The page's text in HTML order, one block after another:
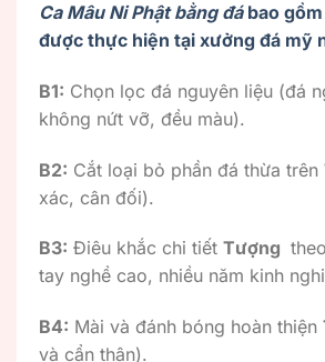
Ca Mâu Ni Phật bằng đábao
được thực hiện tại xưởng đá mỹ
B1: Chọn lọc đá nguyên liệu (đá
không nứt vỡ, đều màu).
B2: Cắt loại bỏ phần đá thừa trên
xác, cân đối).
B3: Điêu khắc chi tiết Tượng
tay nghề cao, nhiều năm kinh
B4: Mài và đánh bóng hoàn thiện
và cẩn thận).